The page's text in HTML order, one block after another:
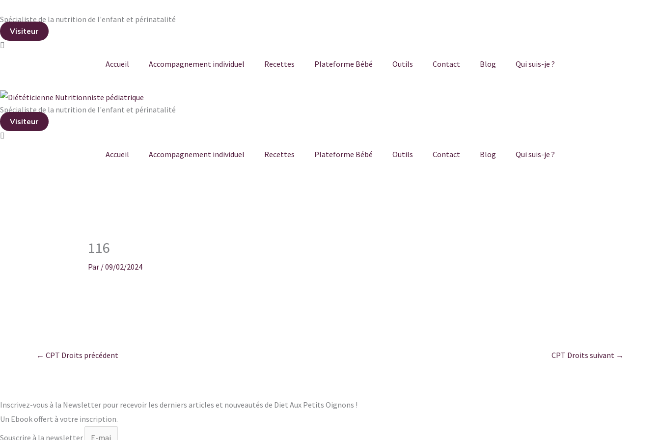
au
contenu
Spécialiste de la nutrition de l'enfant et périnatalité
Visiteur
Accueil Accompagnement individuel Recettes Plateforme Bébé Outils Contact Blog Qui suis-je ?
Spécialiste de la nutrition de l'enfant et périnatalité
Visiteur
Accueil Accompagnement individuel Recettes Plateforme Bébé Outils Contact Blog Qui suis-je ?
116
Par /09/02/2024
← CPT Droits précédent CPT Droits suivant →
Inscrivez-vous à la Newsletter pour recevoir les derniers articles et nouveautés de Diet Aux Petits Oignons !
Un Ebook offert à votre inscription.
Souscrire à la newsletter